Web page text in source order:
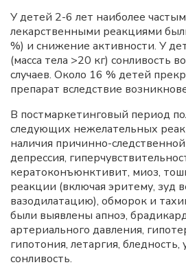
У детей 2-6 лет наиболее
лекарственными реакциями
%) и снижение активности. У
(масса тела >20 кг) сонливость
случаев. Около 16 % детей
препарат вследствие
В постмаркетинговый период
следующих нежелательных
наличия причинно-
депрессия,
кератоконъюнктивит, миоз,
реакции (включая эритему, зуд
вазодилатацию), обморок и
были выявлены апноэ,
артериального давления,
гипотония, летаргия,
сонливость.